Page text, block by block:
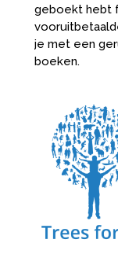
geboekt hebt
je met een
boeken.